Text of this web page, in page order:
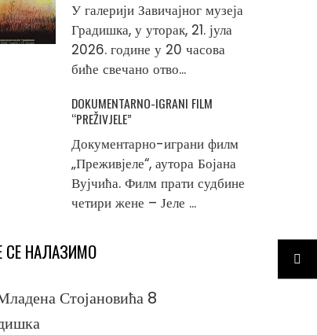
У галерији Завичајног музеја
Градишка, у уторак, 21. јула
2026. године у 20 часова
биће свечано отво...
DOKUMENTARNO-IGRANI FILM
“PREŽIVJELE”
Документарно-играни филм
„Преживјеле“, аутора Бојана
Вујчића. Филм прати судбине
четири жене – Јеле ...
СЕ НАЛАЗИМО
Стојановића 8